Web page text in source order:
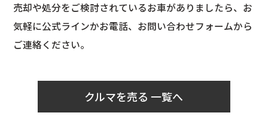
売却や処分をご検討されているお車がありましたら、お
気軽に公式ラインかお電話、お問い合わせフォームから
ご連絡ください。
クルマを売る 一覧へ